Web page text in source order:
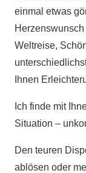
einmal etwas
Weltreise,
Ihnen
Ich finde mit
Situation –
Den teuren
ablösen oder